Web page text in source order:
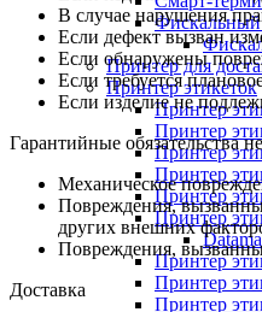
Фискальный
Принтер для
Принтер этикеток
Принтер
Принтер
Принтер
Принтер
Принтер
Принтер
Принтер
Принтер
Принтер
В случае нарушения
Если дефект вызван
Если обнаружены
Если требуется
Если изделие не
Гарантийные обязательства
Механическое
Повреждения,
других внешних
Повреждения,
Доставка